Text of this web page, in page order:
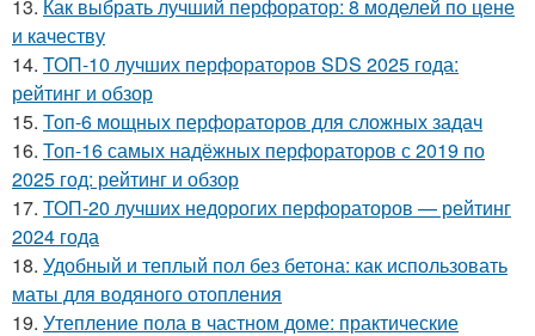
13. Как выбрать лучший перфоратор: 8 моделей по цене
и качеству
14. ТОП-10 лучших перфораторов SDS 2025 года:
рейтинг и обзор
15. Топ-6 мощных перфораторов для сложных задач
16. Топ-16 самых надёжных перфораторов с 2019 по
2025 год: рейтинг и обзор
17. ТОП-20 лучших недорогих перфораторов — рейтинг
2024 года
18. Удобный и теплый пол без бетона: как использовать
маты для водяного отопления
19. Утепление пола в частном доме: практические